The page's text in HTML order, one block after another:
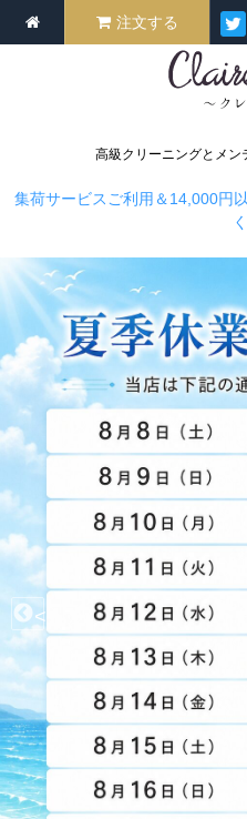
高級クリーニングとメン
注文する
集荷サービスご利用＆14,000円
<